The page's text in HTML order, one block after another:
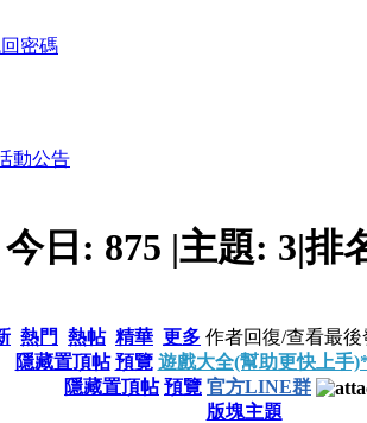
密碼
動公告
今日: 875 |主題: 3|排
熱門 熱帖 精華 更多 作者回復/查看最後
隱藏置頂帖 預覽 遊戲大全(幫助更快上
隱藏置頂帖 預覽 官方LINE群
版塊主題